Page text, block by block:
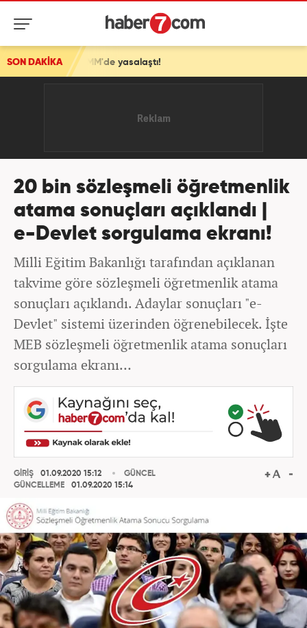
SON DAKİKAyasalaştı!
20 bin sözleşmeli öğretmenlik
atama sonuçları açıklandı |
e-Devlet sorgulama ekranı!
Milli Eğitim Bakanlığı tarafından açıklanan
takvime göre sözleşmeli öğretmenlik atama
sonuçları açıklandı. Adaylar sonuçları "e-
Devlet" sistemi üzerinden öğrenebilecek. İşte
MEB sözleşmeli öğretmenlik atama sonuçları
sorgulama ekranı…
GİRİŞ
01.09.2020 15:12
GÜNCELLEME
01.09.2020 15:14
GÜNCEL